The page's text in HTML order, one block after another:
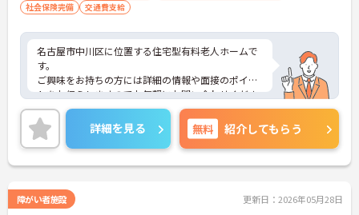
社会保険完備
交通費支給
名古屋市中川区に位置する住宅型有料老人ホームで
す。
ご興味をお持ちの方には詳細の情報や面接のポイン
トをお伝えしますのでお気軽にお問い合わせくださ
いませ。
詳細を見る 無料 紹介してもらう
障がい者施設 更新日：2026年05月28日